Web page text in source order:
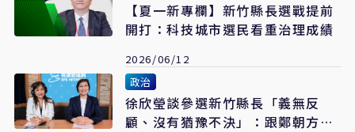
【夏一新專欄】新竹縣長選戰提前
開打：科技城市選民看重治理成績
2026/06/12
政治
徐欣瑩談參選新竹縣長「義無反
顧、沒有猶豫不決」：跟鄭朝方完